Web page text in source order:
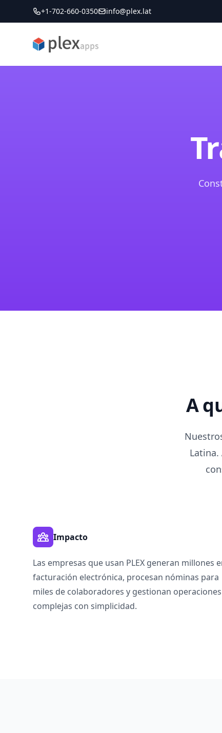
+1-702-660-0350 info@plex.lat
PLEXapps
A
Impacto
Las empresas que usan PLEX generan millones
facturación electrónica, procesan nóminas para
miles de colaboradores y gestionan operaciones
complejas con simplicidad.